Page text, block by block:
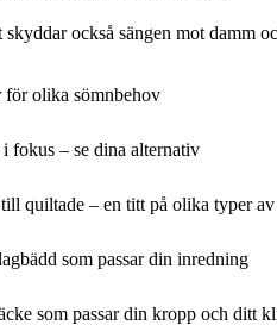
skyddar också sängen mot damm
för olika sömnbehov
i fokus – se dina alternativ
quiltade – en titt på olika typer
som passar din inredning
som passar din kropp och ditt